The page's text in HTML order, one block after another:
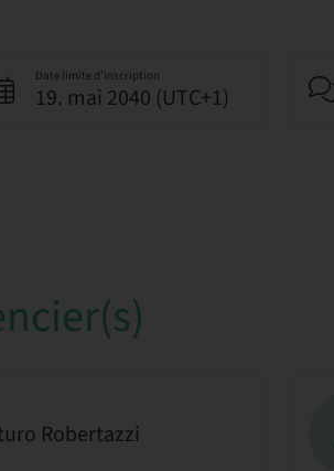
Date limite d’inscription
19. mai 2040 (UTC+1)
Robertazzi